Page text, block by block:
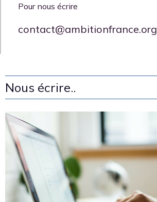
Pour nous écrire
contact@ambitionfrance.org
Nous écrire..